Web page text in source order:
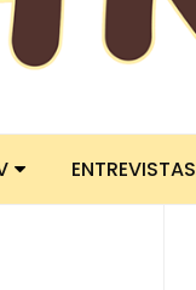
ENTREVISTAS